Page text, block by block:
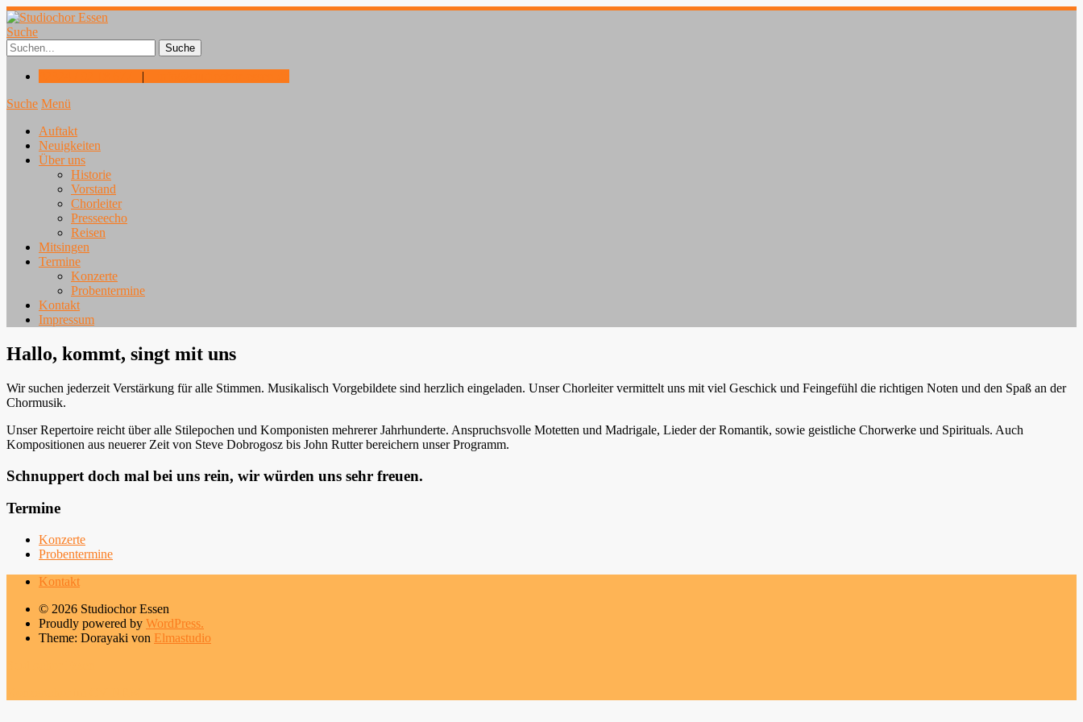
Suche
|
Suche Menü
Auftakt
Neuigkeiten
Über uns
Historie
Vorstand
Chorleiter
Presseecho
Reisen
Mitsingen
Termine
Konzerte
Probentermine
Kontakt
Impressum
Hallo, kommt, singt mit uns
Wir suchen jederzeit Verstärkung für alle Stimmen. Musikalisch Vorgebildete sind herzlich eingeladen. Unser Chorleiter vermittelt uns mit viel Geschick und Feingefühl die richtigen Noten und den Spaß an der
Chormusik.
Unser Repertoire reicht über alle Stilepochen und Komponisten mehrerer Jahrhunderte. Anspruchsvolle Motetten und Madrigale, Lieder der Romantik, sowie geistliche Chorwerke und Spirituals. Auch
Kompositionen aus neuerer Zeit von Steve Dobrogosz bis John Rutter bereichern unser Programm.
Schnuppert doch mal bei uns rein, wir würden uns sehr freuen.
Termine
Konzerte
Probentermine
Kontakt
© 2026 Studiochor Essen
Proudly powered by WordPress.
Theme: Dorayaki von Elmastudio